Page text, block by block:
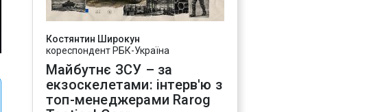
Костянтин Широкун
кореспондент РБК-Україна
Майбутнє ЗСУ – за
екзоскелетами: інтерв'ю з
топ-менеджерами Rarog